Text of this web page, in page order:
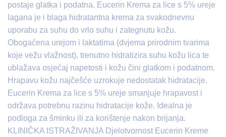
postaje glatka i podatna. Eucerin Krema za lice s 5% ureje
lagana je i blaga hidratantna krema za svakodnevnu
uporabu za suhu do vrlo suhu i zategnutu kožu.
Obogaćena urejom i laktatima (dvjema prirodnim tvarima
koje vežu vlažnost), trenutno hidratizira suhu kožu lica te
ublažava osjećaj napetosti i kožu čini glatkom i podatnom.
Hrapavu kožu najčešće uzrokuje nedostatak hidratacije.
Eucerin Krema za lice s 5% ureje smanjuje hrapavost i
održava potrebnu razinu hidratacije kože. Idealna je
podloga za šminku ili za korištenje nakon brijanja.
KLINIČKA ISTRAŽIVANJA Djelotvornost Eucerin Kreme